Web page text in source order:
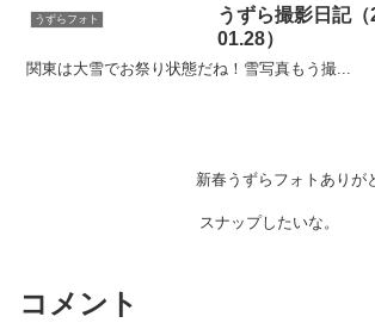
うずらフォト
うずら撮影日記
01.28）
関東は大雪でお祭り状態だね！雪写真もう撮...
新春うずらフォトありが
スナップしたいな。
コメント